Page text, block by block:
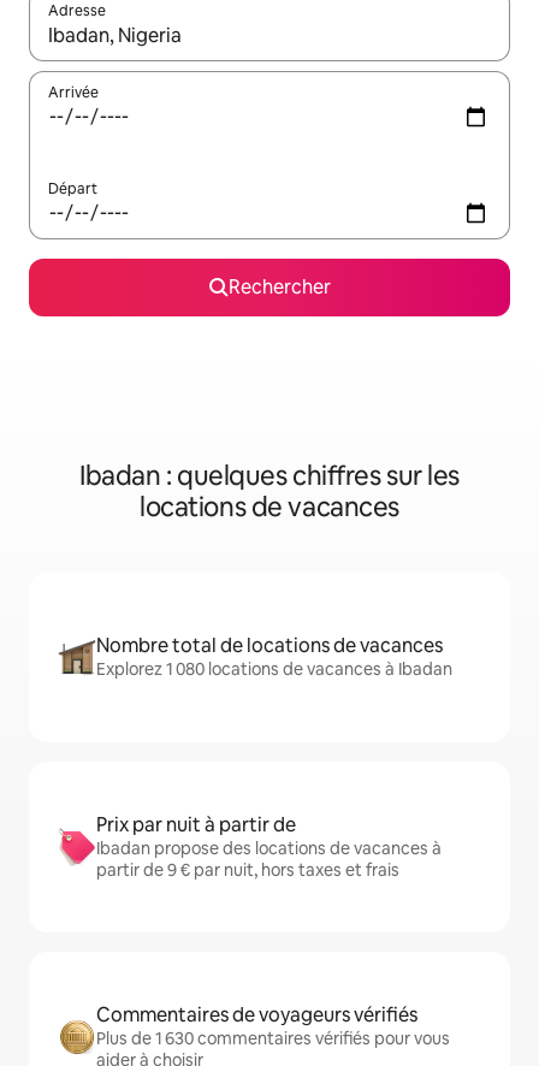
Adresse
Lorsque les résultats s'affichent, utilisez les flèches vers le
Arrivée
Départ
Rechercher
Ibadan : quelques chiffres sur les
locations de vacances
Nombre total de locations de vacances
Explorez 1 080 locations de vacances à Ibadan
Prix par nuit à partir de
Ibadan propose des locations de vacances à
partir de 9 € par nuit, hors taxes et frais
Commentaires de voyageurs vérifiés
Plus de 1 630 commentaires vérifiés pour vous
aider à choisir